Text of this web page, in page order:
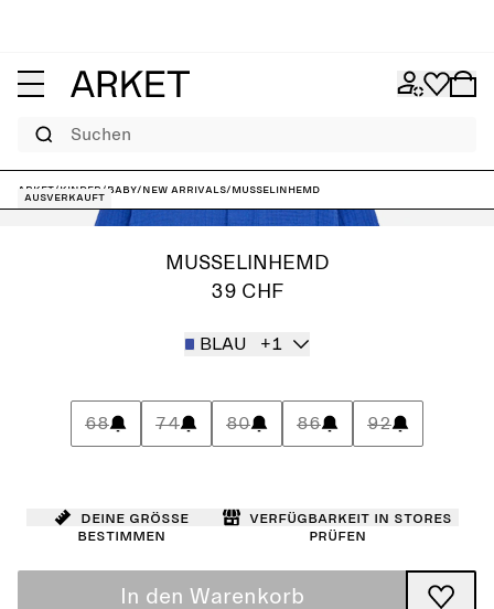
Suchen
ARKET/Kinder /Baby/New arrivals/Musselinhemd
Ausverkauft
MUSSELINHEMD
39 CHF
BLAU +1
68 74 80 86 92
Deine Größe
bestimmen
Verfügbarkeit in Stores
prüfen
In den Warenkorb